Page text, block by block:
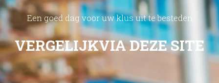
Een goed dag voor uw klus uit te besteden
VERGELIJKVIA DEZE SITE